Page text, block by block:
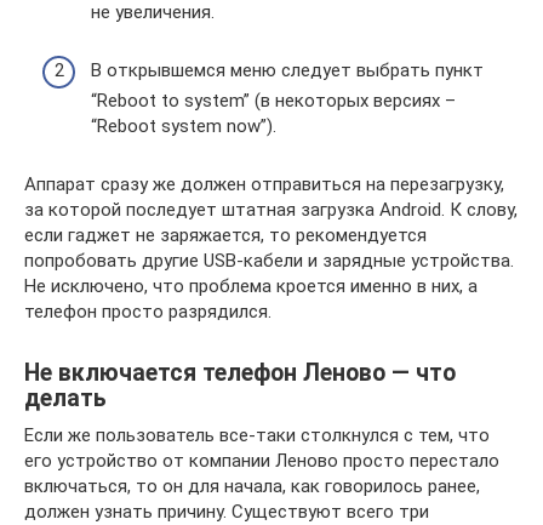
не увеличения.
В открывшемся меню следует выбрать пункт
“Reboot to system” (в некоторых версиях –
“Reboot system now”).
Аппарат сразу же должен отправиться на перезагрузку,
за которой последует штатная загрузка Android. К слову,
если гаджет не заряжается, то рекомендуется
попробовать другие USB-кабели и зарядные устройства.
Не исключено, что проблема кроется именно в них, а
телефон просто разрядился.
Не включается телефон Леново — что
делать
Если же пользователь все-таки столкнулся с тем, что
его устройство от компании Леново просто перестало
включаться, то он для начала, как говорилось ранее,
должен узнать причину. Существуют всего три